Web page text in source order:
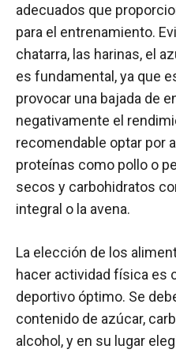
adecuados que
para el entrenamiento.
chatarra, las harinas, el
es fundamental, ya que
provocar una bajada de
negativamente el
recomendable optar por
proteínas como pollo o
secos y carbohidratos
integral o la avena.
La elección de los
hacer actividad física es
deportivo óptimo. Se
contenido de azúcar,
alcohol, y en su lugar